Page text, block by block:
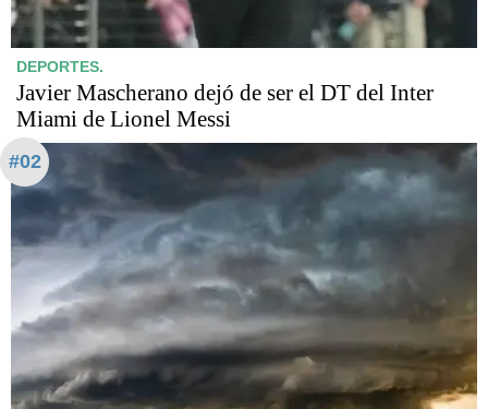
DEPORTES.
Javier Mascherano dejó de ser el DT del Inter
Miami de Lionel Messi
#02